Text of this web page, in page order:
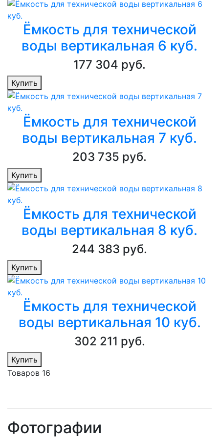
Ёмкость для технической
воды вертикальная 6 куб.
177 304 руб.
Купить
Ёмкость для технической
воды вертикальная 7 куб.
203 735 руб.
Купить
Ёмкость для технической
воды вертикальная 8 куб.
244 383 руб.
Купить
Ёмкость для технической
воды вертикальная 10 куб.
302 211 руб.
Купить
Товаров 16
Фотографии